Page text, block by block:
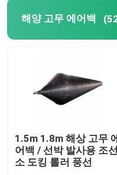
부력 가방
수중 리프트 백
물 가량 가방
해양 고무 에어백
1.5m 1.8m 해상 고무
어백 / 선박 발사용 조선
소 도킹 롤러 풍선